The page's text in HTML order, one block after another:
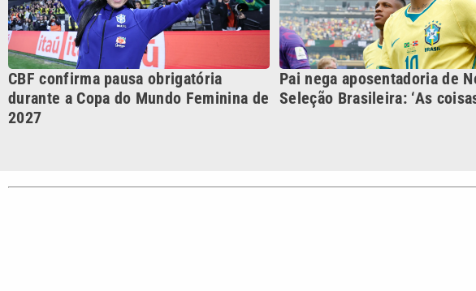
VTV é afiliada do SBT na
Região Metropolitana de
Cotidiano Esportes